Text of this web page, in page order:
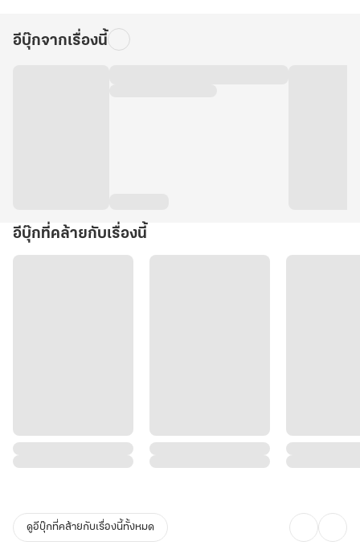
อีบุ๊กจากเรื่องนี้
อีบุ๊กที่คล้ายกับเรื่องนี้
ดูอีบุ๊กที่คล้ายกับเรื่องนี้ทั้งหมด